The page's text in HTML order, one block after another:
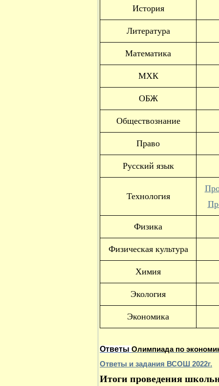
История
Литература
Математика
МХК
ОБЖ
Обществознание
Право
Русский язык
Технология
Физика
Физическая культура
Химия
Экология
Экономика
Ответы Олимпиада по
Ответы и задания ВСОШ 2022г.
Итоги проведения